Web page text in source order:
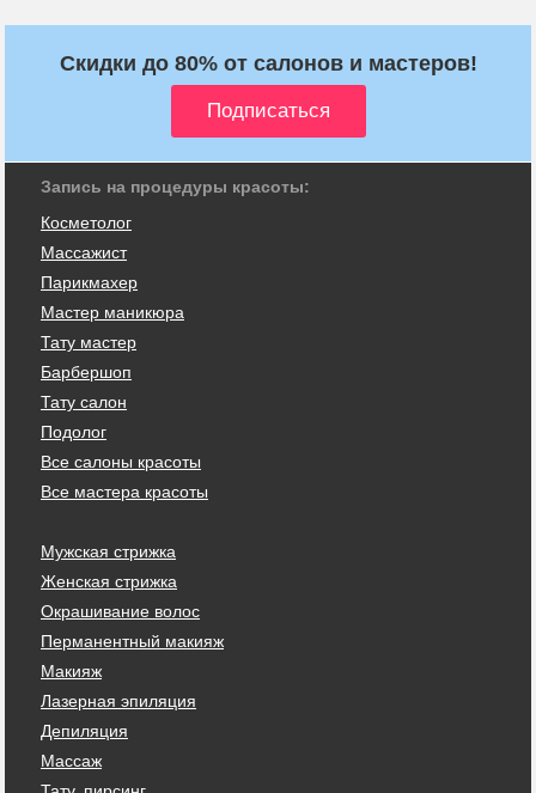
Скидки до 80% от салонов и мастеров!
Запись на процедуры красоты:
Косметолог
Массажист
Парикмахер
Мастер маникюра
Тату мастер
Барбершоп
Тату салон
Подолог
Все салоны красоты
Все мастера красоты
Мужская стрижка
Женская стрижка
Окрашивание волос
Перманентный макияж
Макияж
Лазерная эпиляция
Депиляция
Массаж